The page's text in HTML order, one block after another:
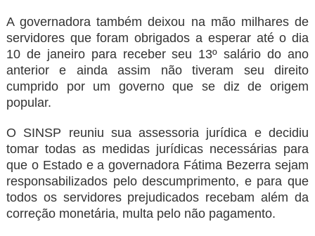
A governadora também deixou na mão milhares de
servidores que foram obrigados a esperar até o dia
10 de janeiro para receber seu 13º salário do ano
anterior e ainda assim não tiveram seu direito
cumprido por um governo que se diz de origem
popular.
O SINSP reuniu sua assessoria jurídica e decidiu
tomar todas as medidas jurídicas necessárias para
que o Estado e a governadora Fátima Bezerra sejam
responsabilizados pelo descumprimento, e para que
todos os servidores prejudicados recebam além da
correção monetária, multa pelo não pagamento.